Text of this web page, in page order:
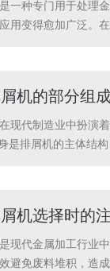
一种专门用于处理
用变得愈加广泛。
机的部分组
现代制造业中扮演
是排屑机的主体结
机选择时的
现代金属加工行业
避免废料堆积，造